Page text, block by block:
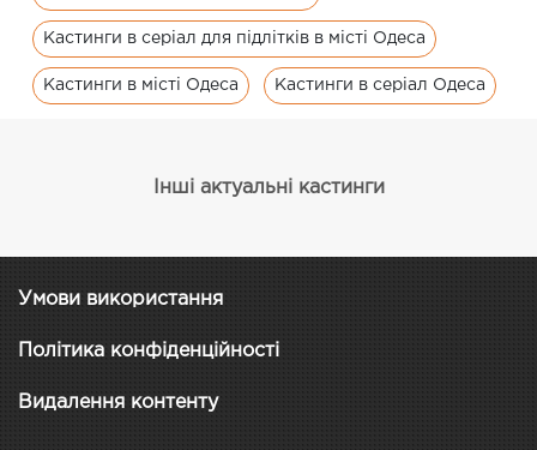
Кастинги в серіал для підлітків в місті Одеса
Кастинги в місті Одеса Кастинги в серіал Одеса
Інші актуальні кастинги
Умови використання
Політика конфіденційності
Видалення контенту